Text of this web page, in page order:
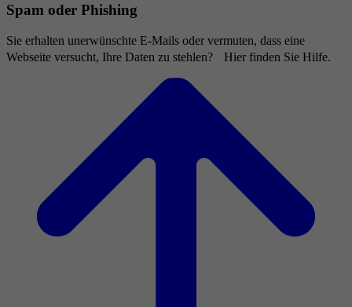
Spam oder Phishing
Sie erhalten unerwünschte E-Mails oder vermuten, dass eine
Webseite versucht, Ihre Daten zu stehlen? Hier finden Sie Hilfe.